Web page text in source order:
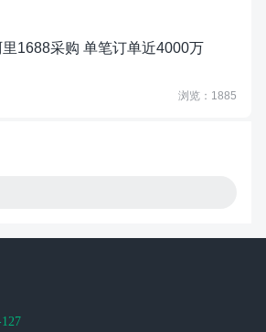
1688采购 单笔订单近4000万
浏览：1885